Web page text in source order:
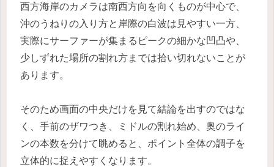
西方海岸のカメラは南西方向を向くものが中心で、
沖のうねりの入り方と岸際の白波は見やすい一方、
実際にサーファーが集まるピークの細かな凹凸や、
少しずれた場所の割れ方までは拾い切れないことが
あります。
そのため画面の中央だけを見て結論を出すのではな
く、手前のザワつき、ミドルの割れ始め、奥のライ
ンの本数を分けて眺めると、ポイント全体の調子を
立体的に捉えやすくなります。